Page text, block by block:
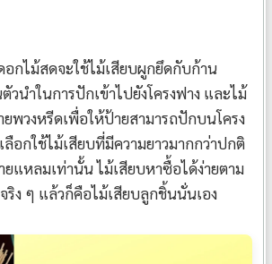
อกไม้สดจะใช้ไม้เสียบผูกยึดกับก้าน
วนำในการปักเข้าไปยังโครงฟาง และไม้
พวงหรีดเพื่อให้ป้ายสามารถปักบนโครง
ลือกใช้ไม้เสียบที่มีความยาวมากกว่าปกติ
แหลมเท่านั้น ไม้เสียบหาซื้อได้ง่ายตาม
ริง ๆ แล้วก็คือไม้เสียบลูกชิ้นนั่นเอง